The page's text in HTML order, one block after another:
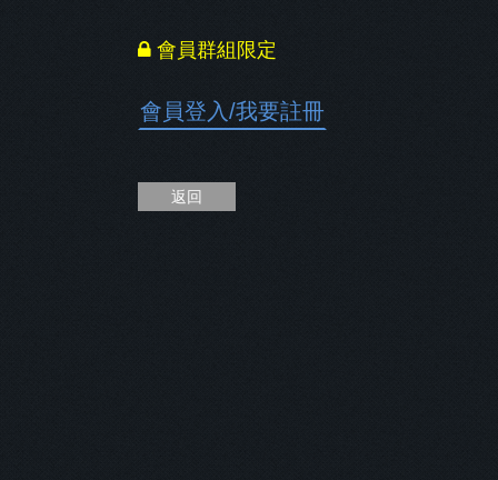
會員群組限定
會員登入/我要註冊
返回